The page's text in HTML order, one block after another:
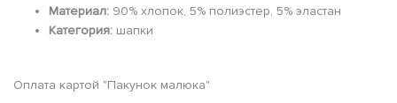
Материал: 90% хлопок, 5% полиэстер, 5% эластан
Категория: шапки
Оплата картой "Пакунок малюка"